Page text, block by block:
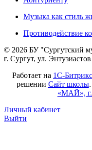
Музыка как стиль
Противодействие
© 2026 БУ "Сургутский
г. Сургут, ул.
Работает на 1С-
решении Сайт школы
«МАЙ», г.
Личный кабинет
Выйти